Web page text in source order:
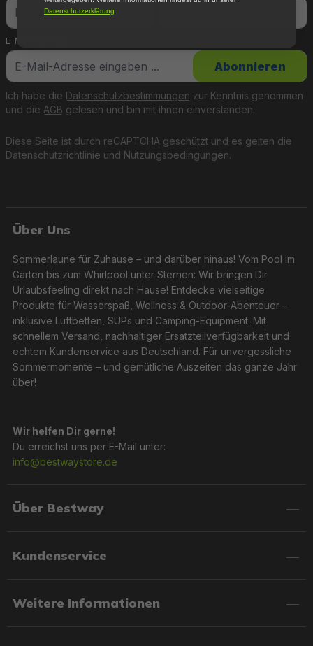
E-Mail-Adresse
Diese Seite ist durch reCAPTCHA geschützt und es gelten die
Datenschutzrichtlinie und Nutzungsbedingungen.
Ich habe die Datenschutzbestimmungen zur Kenntnis genommen
und die AGB gelesen und bin mit ihnen einverstanden.
Abonnieren
Über Uns
Sommerlaune für Zuhause – und darüber hinaus! Vom Pool im
Garten bis zum Whirlpool unter Sternen: Wir bringen Dir
Urlaubsfeeling direkt nach Hause! Entdecke vielseitige
Produkte für Wasserspaß, Wellness & Outdoor-Abenteuer –
inklusive Luftbetten, SUPs und Camping-Equipment. Mit
schnellem Versand, nachhaltiger Ersatzteilverfügbarkeit und
echtem Kundenservice aus Deutschland. Für unvergessliche
Sommermomente – und gemütliche Auszeiten das ganze Jahr
über!
Wir helfen Dir gerne!
Du erreichst uns per E-Mail unter:
info@bestwaystore.de
Über Bestway
Kundenservice
Weitere Informationen
Datenschutzerklärung